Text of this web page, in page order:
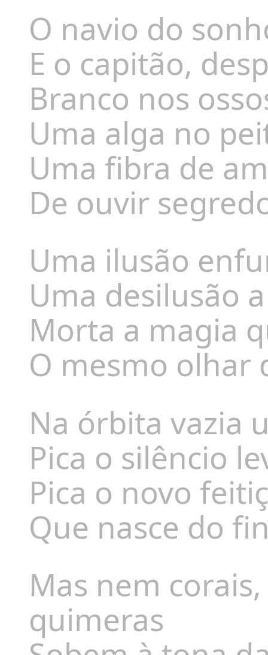
O navio do
E o capitão,
Branco nos
Uma alga no
Uma fibra de
De ouvir
Uma ilusão
Uma desilusão
Morta a magia
O mesmo olhar
Na órbita vazia
Pica o silêncio
Pica o novo
Que nasce do
Mas nem
quimeras